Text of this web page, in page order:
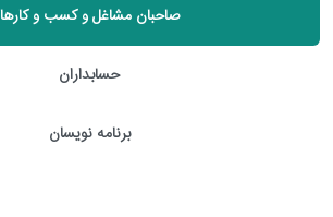
صاحبان مشاغل و کسب و کارها
حسابداران
برنامه نویسان